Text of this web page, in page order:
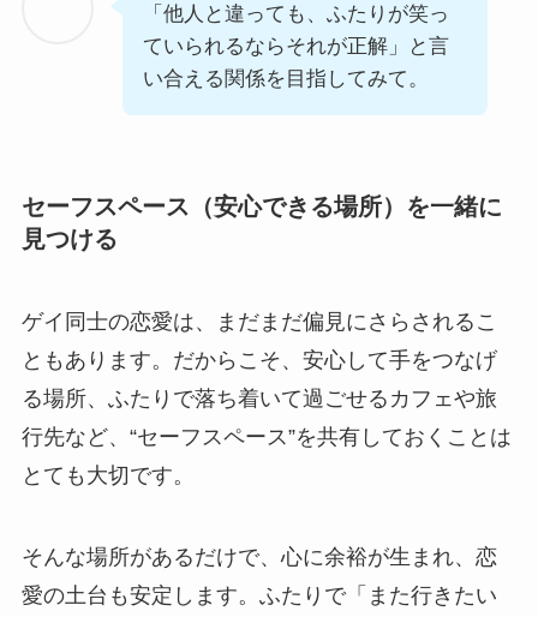
「他人と違っても、ふたりが笑っ
ていられるならそれが正解」と言
い合える関係を目指してみて。
セーフスペース（安心できる場所）を一緒に
見つける
ゲイ同士の恋愛は、まだまだ偏見にさらされるこ
ともあります。だからこそ、安心して手をつなげ
る場所、ふたりで落ち着いて過ごせるカフェや旅
行先など、“セーフスペース”を共有しておくことは
とても大切です。
そんな場所があるだけで、心に余裕が生まれ、恋
愛の土台も安定します。ふたりで「また行きたい